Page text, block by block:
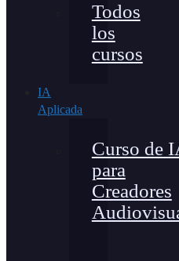
Todos
los
cursos
IA
Aplicada
Curso de
para
Creadores